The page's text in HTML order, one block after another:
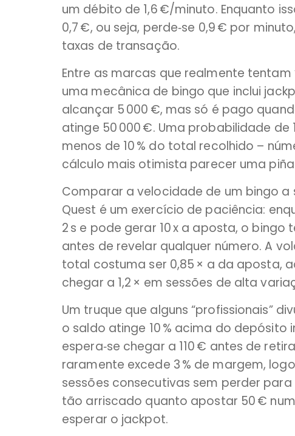
um débito de 1,6 €/minuto. Enquanto
0,7 €, ou seja, perde‑se 0,9 € por
taxas de transação.
Entre as marcas que realmente tentam
uma mecânica de bingo que inclui
alcançar 5 000 €, mas só é pago
atinge 50 000 €. Uma probabilidade de
menos de 10 % do total recolhido –
cálculo mais otimista parecer uma
Comparar a velocidade de um bingo a
Quest é um exercício de paciência:
2 s e pode gerar 10 x a aposta, o bingo
antes de revelar qualquer número. A
total costuma ser 0,85 × a da aposta,
chegar a 1,2 × em sessões de alta
Um truque que alguns “profissionais”
o saldo atinge 10 % acima do depósito
espera‑se chegar a 110 € antes de
raramente excede 3 % de margem,
sessões consecutivas sem perder
tão arriscado quanto apostar 50 € num
esperar o jackpot.